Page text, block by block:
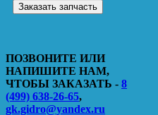
Заказать запчасть
ПОЗВОНИТЕ ИЛИ
НАПИШИТЕ НАМ,
ЧТОБЫ ЗАКАЗАТЬ - 8
(499) 638-26-65,
gk.gidro@yandex.ru